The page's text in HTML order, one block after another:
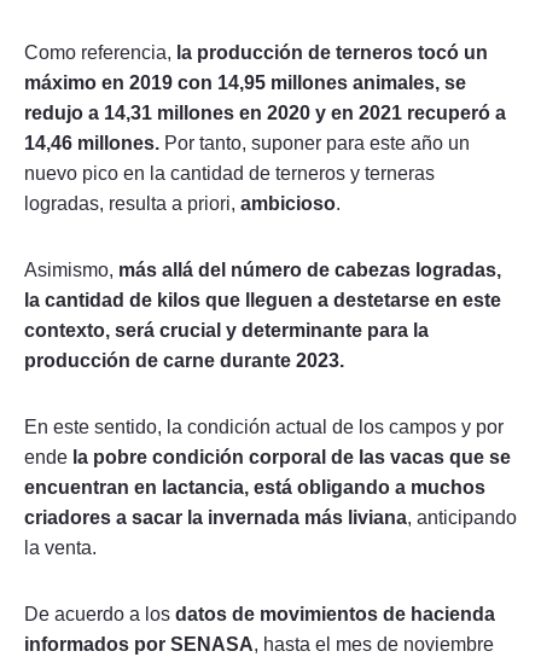
Como referencia, la producción de terneros tocó un
máximo en 2019 con 14,95 millones animales, se
redujo a 14,31 millones en 2020 y en 2021 recuperó a
14,46 millones. Por tanto, suponer para este año un
nuevo pico en la cantidad de terneros y terneras
logradas, resulta a priori, ambicioso.
Asimismo, más allá del número de cabezas logradas,
la cantidad de kilos que lleguen a destetarse en este
contexto, será crucial y determinante para la
producción de carne durante 2023.
En este sentido, la condición actual de los campos y por
ende la pobre condición corporal de las vacas que se
encuentran en lactancia, está obligando a muchos
criadores a sacar la invernada más liviana, anticipando
la venta.
De acuerdo a los datos de movimientos de hacienda
informados por SENASA, hasta el mes de noviembre